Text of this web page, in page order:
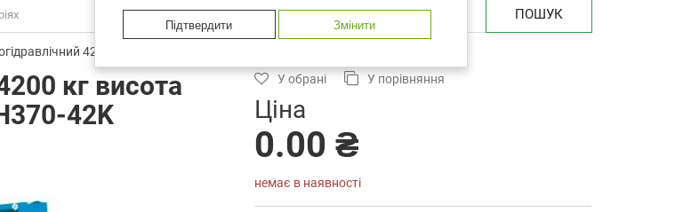
Підтвердити Змінити
ПОШУК
4200 кг висота підйому 2005 мм RAVAGLIOLI KPH370-42K
кг висота
42K
У обрані У порівняння
Ціна
0.00 ₴
немає в наявності